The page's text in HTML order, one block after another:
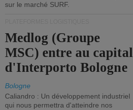
sur le marché SURF.
Medlog (Groupe
MSC) entre au capital
d'Interporto Bologne
Bologne
Caliandro : Un développement industriel
qui nous permettra d'atteindre nos